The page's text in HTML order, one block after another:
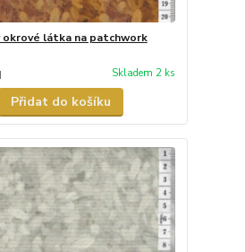
okrové látka na patchwork
Skladem 2 ks
Přidat do košíku